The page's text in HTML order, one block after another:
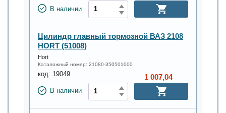
В наличии
Цилиндр главный тормозной ВАЗ 2108
HORT (51008)
Hort
Каталожный номер: 21080-350501000
код: 19049
В наличии
1 007,04